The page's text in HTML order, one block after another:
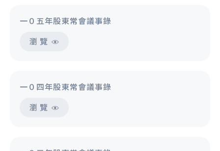
一０五年股東常會議事錄
瀏 覽
一０四年股東常會議事錄
瀏 覽